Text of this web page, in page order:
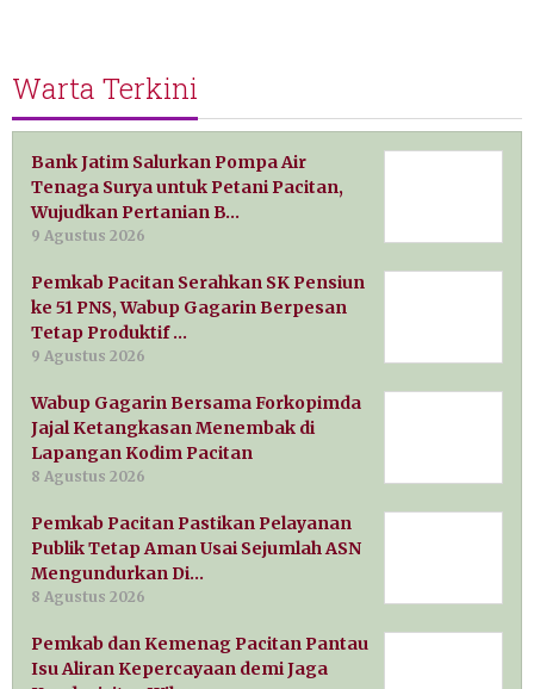
Warta Terkini
Bank Jatim Salurkan Pompa Air
Tenaga Surya untuk Petani Pacitan,
Wujudkan Pertanian B…
9 Agustus 2026
Pemkab Pacitan Serahkan SK Pensiun
ke 51 PNS, Wabup Gagarin Berpesan
Tetap Produktif …
9 Agustus 2026
Wabup Gagarin Bersama Forkopimda
Jajal Ketangkasan Menembak di
Lapangan Kodim Pacitan
8 Agustus 2026
Pemkab Pacitan Pastikan Pelayanan
Publik Tetap Aman Usai Sejumlah ASN
Mengundurkan Di…
8 Agustus 2026
Pemkab dan Kemenag Pacitan Pantau
Isu Aliran Kepercayaan demi Jaga